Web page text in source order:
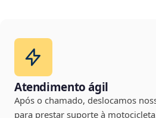
Atendimento ágil
Após o chamado, deslocamos
para prestar suporte à